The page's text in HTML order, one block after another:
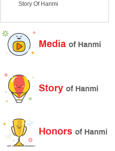
Story Of Hanmi